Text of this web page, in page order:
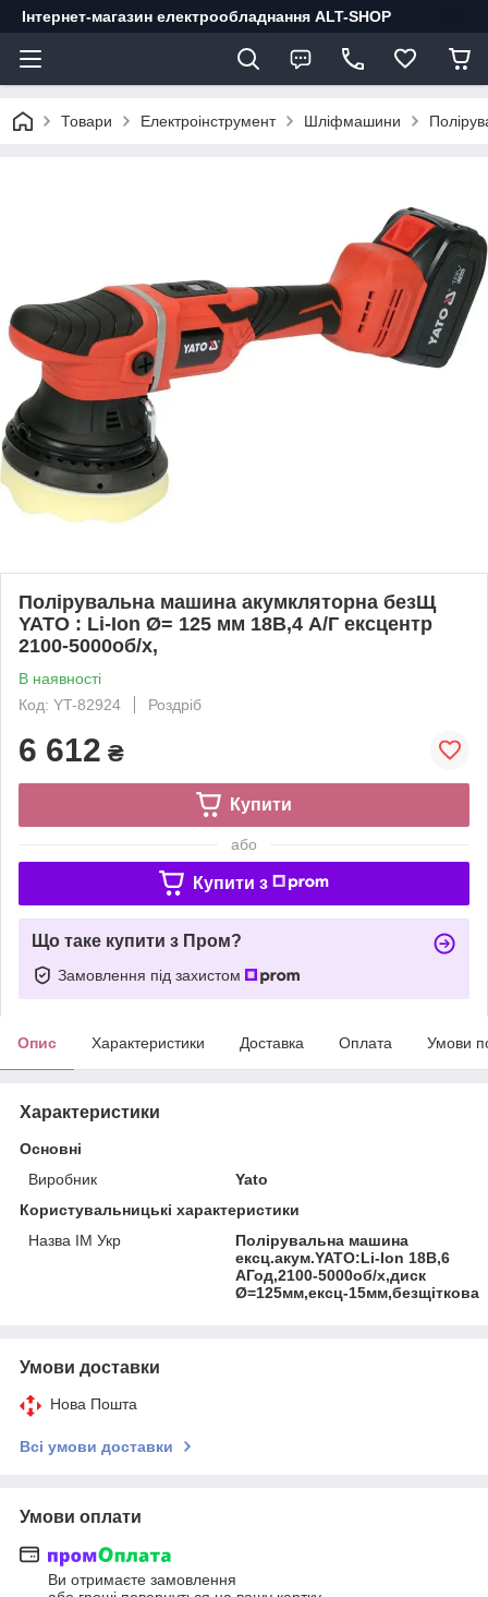
Інтернет-магазин електрообладнання ALT-SHOP
Товари Електроінструмент Шліфмашини
Полірувальна машина акумкляторна безЩ
YATO : Li-Ion Ø= 125 мм 18В,4 А/Г ексцентр
2100-5000об/х,
В наявності
Код: YT-82924
Роздріб
6 612 ₴
Купити
або
Купити з
Що таке купити з Пром?
Замовлення під захистом
Опис Характеристики Доставка Оплата Умови
Характеристики
Основні
Виробник
Yato
Користувальницькі характеристики
Назва ІМ Укр
Полірувальна машина
ексц.акум.YATO:Li-Ion 18В,6
АГод,2100-5000об/х,диск
Ø=125мм,ексц-15мм,безщіткова
Умови доставки
Нова Пошта
Всі умови доставки
Умови оплати
Ви отримаєте замовлення